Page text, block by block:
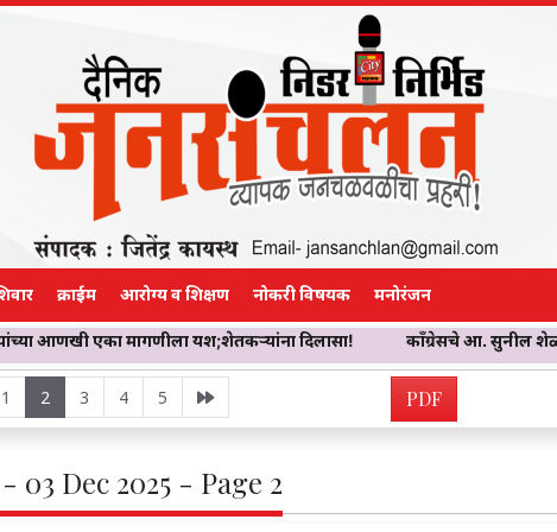
क्राईम आरोग्य व शिक्षण नोकरी विषयक मनोरंजन
मागणीला यश;शेतकऱ्यांना दिलासा! काँग्रेसचे आ. सुनील शेळके यांना जाहीर
1 2 3 4 5 PDF
03 Dec 2025 - Page 2